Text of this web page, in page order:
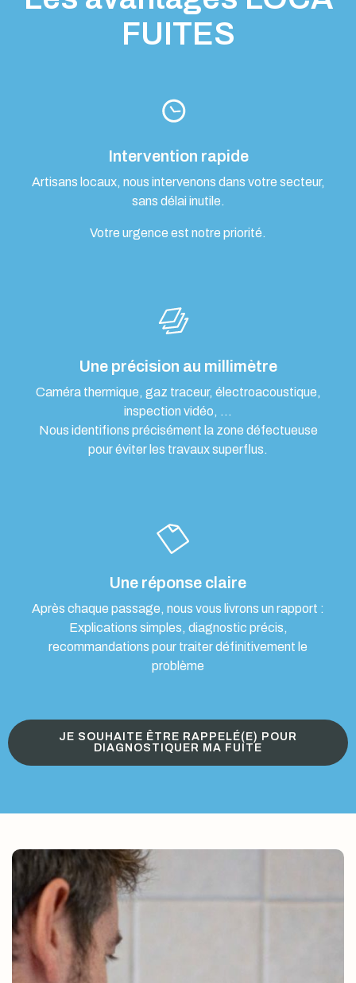
FUITES
Intervention rapide
Artisans locaux, nous intervenons dans votre secteur,
sans délai inutile.
Votre urgence est notre priorité.
Une précision au millimètre
Caméra thermique, gaz traceur, électroacoustique,
inspection vidéo, …
Nous identifions précisément la zone défectueuse
pour éviter les travaux superflus.
Une réponse claire
Après chaque passage, nous vous livrons un rapport :
Explications simples, diagnostic précis,
recommandations pour traiter définitivement le
problème
JE SOUHAITE ÊTRE RAPPELÉ(E) POUR
DIAGNOSTIQUER MA FUITE